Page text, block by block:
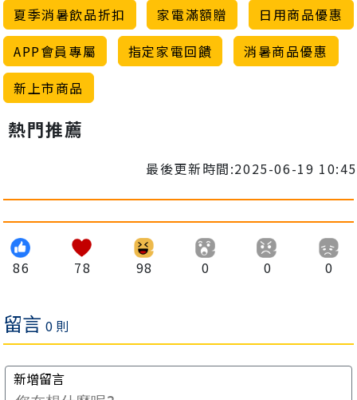
夏季消暑飲品折扣
家電滿額贈
日用商品優惠
APP會員專屬
指定家電回饋
消暑商品優惠
新上市商品
熱門推薦
最後更新時間:2025-06-19 10:45
86 78 98 0 0 0